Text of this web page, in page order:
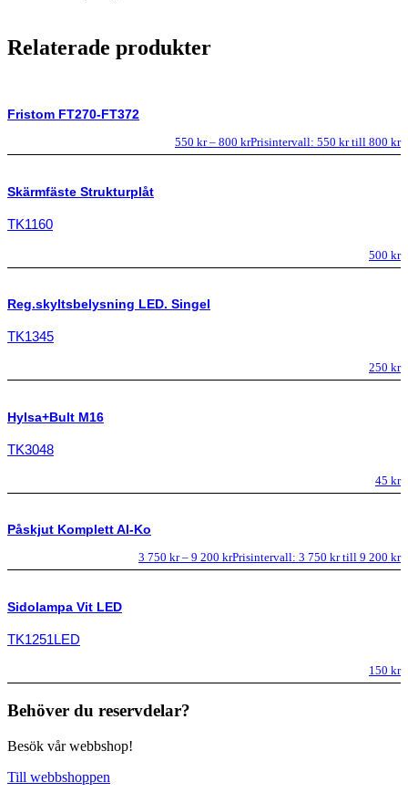
Relaterade produkter
Fristom FT270-FT372
550 kr – 800 krPrisintervall: 550 kr till 800 kr
Skärmfäste Strukturplåt
TK1160
500 kr
Reg.skyltsbelysning LED. Singel
TK1345
250 kr
Hylsa+Bult M16
TK3048
45 kr
Påskjut Komplett Al-Ko
3 750 kr – 9 200 krPrisintervall: 3 750 kr till 9 200 kr
Sidolampa Vit LED
TK1251LED
150 kr
Behöver du reservdelar?
Besök vår webbshop!
Till webbshoppen